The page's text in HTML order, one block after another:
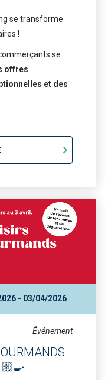
se transforme
!
se
offres
et des
- 03/04/2026
Événement